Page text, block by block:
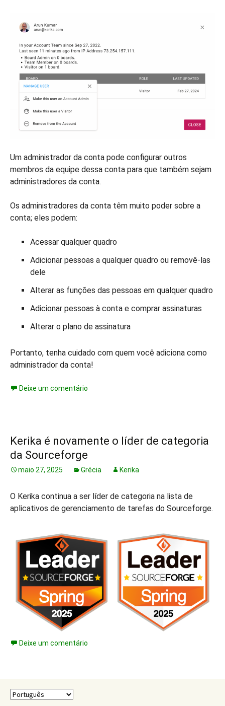
Um administrador da conta pode configurar outros
membros da equipe dessa conta para que também sejam
administradores da conta.
Os administradores da conta têm muito poder sobre a
conta; eles podem:
Acessar qualquer quadro
Adicionar pessoas a qualquer quadro ou removê-las
dele
Alterar as funções das pessoas em qualquer quadro
Adicionar pessoas à conta e comprar assinaturas
Alterar o plano de assinatura
Portanto, tenha cuidado com quem você adiciona como
administrador da conta!
Deixe um comentário
Kerika é novamente o líder de categoria
da Sourceforge
maio 27, 2025 Grécia Kerika
O Kerika continua a ser líder de categoria na lista de
aplicativos de gerenciamento de tarefas do Sourceforge.
Deixe um comentário